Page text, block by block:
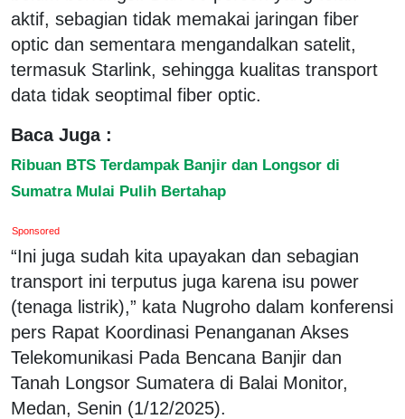
aktif, sebagian tidak memakai jaringan fiber
optic dan sementara mengandalkan satelit,
termasuk Starlink, sehingga kualitas transport
data tidak seoptimal fiber optic.
Baca Juga :
Ribuan BTS Terdampak Banjir dan Longsor di
Sumatra Mulai Pulih Bertahap
Sponsored
“Ini juga sudah kita upayakan dan sebagian
transport ini terputus juga karena isu power
(tenaga listrik),” kata Nugroho dalam konferensi
pers Rapat Koordinasi Penanganan Akses
Telekomunikasi Pada Bencana Banjir dan
Tanah Longsor Sumatera di Balai Monitor,
Medan, Senin (1/12/2025).